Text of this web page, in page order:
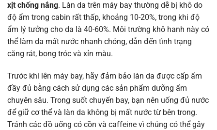
xịt chống nắng. Làn da trên máy bay thường dễ bị khô do
độ ẩm trong cabin rất thấp, khoảng 10-20%, trong khi độ
ẩm lý tưởng cho da là 40-60%. Môi trường khô hanh này có
thể làm da mất nước nhanh chóng, dẫn đến tình trạng
căng rát, bong tróc và xỉn màu.
Trước khi lên máy bay, hãy đảm bảo làn da được cấp ẩm
đầy đủ bằng cách sử dụng các sản phẩm dưỡng ẩm
chuyên sâu. Trong suốt chuyến bay, bạn nên uống đủ nước
để giữ cơ thể và làn da không bị mất nước từ bên trong.
Tránh các đồ uống có cồn và caffeine vì chúng có thể gây